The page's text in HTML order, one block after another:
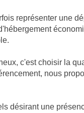
représenter une
c'est choisir la
nous
désirant une